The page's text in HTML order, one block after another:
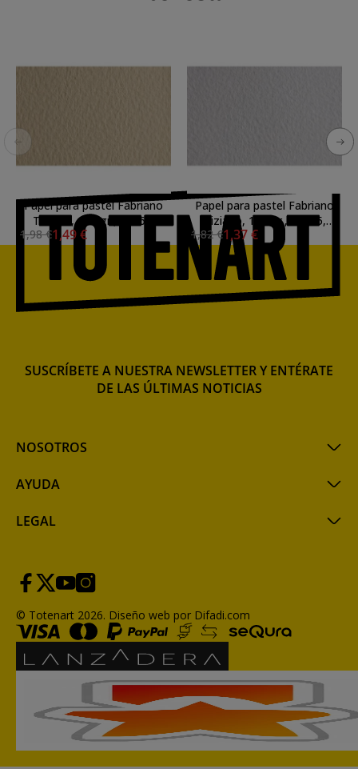
Papel para pastel Fabriano
Tiziano, 160 gr., 50x65,
Banana
1,98 €1,49 €
Papel para pastel Fabriano
Tiziano, 160 gr., 50x65,
Blanco
1,82 €1,37 €
NOSOTROS
AYUDA
LEGAL
SUSCRÍBETE A NUESTRA NEWSLETTER Y ENTÉRATE
DE LAS ÚLTIMAS NOTICIAS
© Totenart 2026. Diseño web por Difadi.com